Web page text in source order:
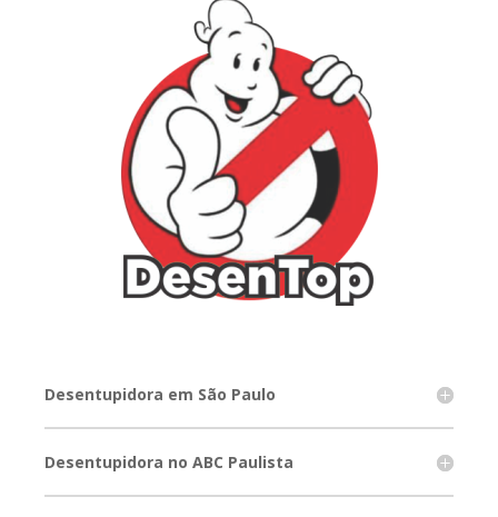
Desentupidora em São Paulo
Desentupidora no ABC Paulista